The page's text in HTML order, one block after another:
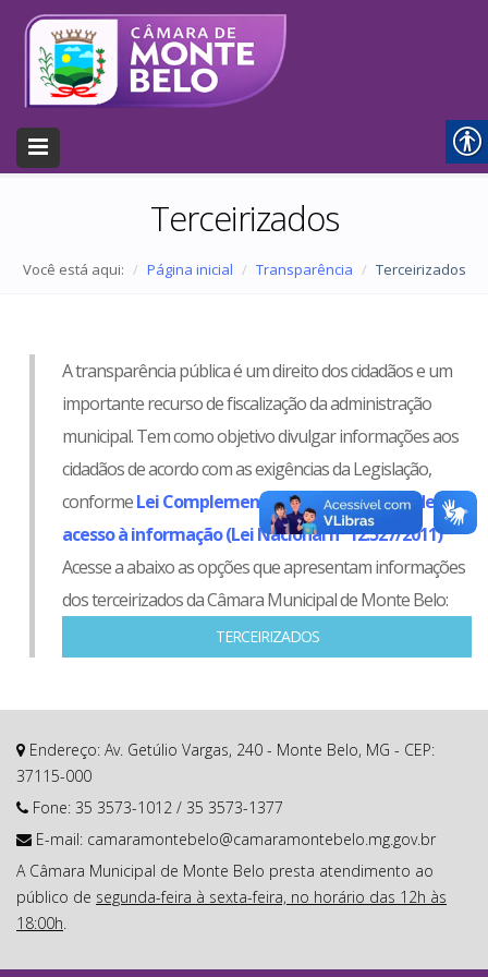
Terceirizados
Você está aqui: Página inicial Transparência Terceirizados
A transparência pública é um direito dos cidadãos e um
importante recurso de fiscalização da administração
municipal. Tem como objetivo divulgar informações aos
cidadãos de acordo com as exigências da Legislação,
conformeLei Complementar nº 131/2009eLei de
acesso à informação (Lei Nacional nº 12.527/2011)
Acesse a abaixo as opções que apresentam informações
dos terceirizados da Câmara Municipal de Monte Belo:
TERCEIRIZADOS
Endereço: Av. Getúlio Vargas, 240 - Monte Belo, MG - CEP:
37115-000
Fone: 35 3573-1012 / 35 3573-1377
E-mail: camaramontebelo@camaramontebelo.mg.gov.br
A Câmara Municipal de Monte Belo presta atendimento ao
público de segunda-feira à sexta-feira, no horário das 12h às
18:00h.